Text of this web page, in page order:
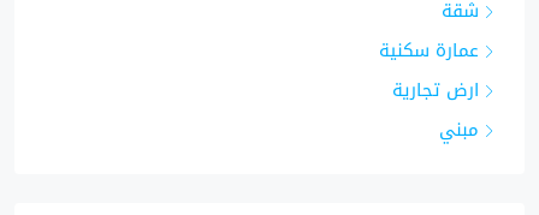
شقة
عمارة سكنية
ارض تجارية
مبني